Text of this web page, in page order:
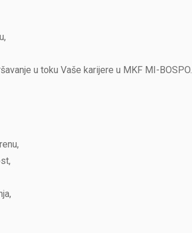
u toku Vaše karijere u MKF MI-BOSPO.